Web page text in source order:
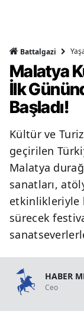
Battalgazi
Malatya
İlk
Başladı!
Kültür ve
geçirilen
Malatya
sanatları,
etkinlikleriyle
sürecek
HABER
Ceo